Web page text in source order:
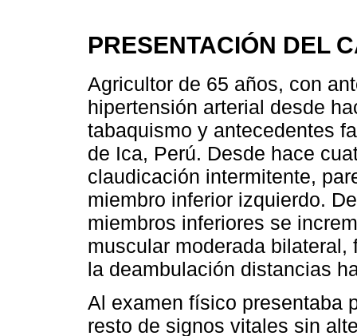
PRESENTACIÓN DEL
Agricultor de 65 años, con
hipertensión arterial desde
tabaquismo y antecedentes
de Ica, Perú. Desde hace
claudicación intermitente,
miembro inferior izquierdo.
miembros inferiores se
muscular moderada
la deambulación distancias
Al examen físico presentaba
resto de signos vitales sin